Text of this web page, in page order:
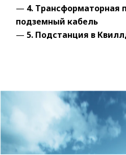
— 4. Трансформаторная
подземный кабель
— 5. Подстанция в